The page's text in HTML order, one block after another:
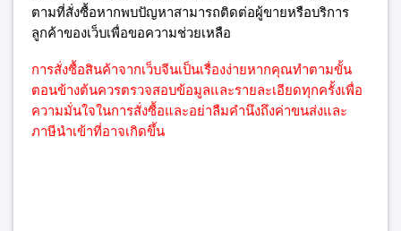
ตามที่สั่งซื้อหากพบปัญหาสามารถติดต่อผู้ขายหรือบริการ
ลูกค้าของเว็บเพื่อขอความช่วยเหลือ
การสั่งซื้อสินค้าจากเว็บจีนเป็นเรื่องง่ายหากคุณทำตามขั้น
ตอนข้างต้นควรตรวจสอบข้อมูลและรายละเอียดทุกครั้งเพื่อ
ความมั่นใจในการสั่งซื้อและอย่าลืมคำนึงถึงค่าขนส่งและ
ภาษีนำเข้าที่อาจเกิดขึ้น